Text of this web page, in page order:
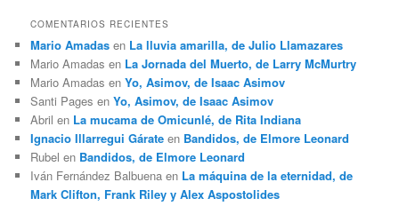
COMENTARIOS RECIENTES
Mario Amadas en La lluvia amarilla, de Julio Llamazares
Mario Amadas en La Jornada del Muerto, de Larry McMurtry
Mario Amadas enYo, Asimov, de Isaac Asimov
Santi Pages enYo, Asimov, de Isaac Asimov
Abril en La mucama de Omicunlé, de Rita Indiana
Ignacio Illarregui Gárate en Bandidos, de Elmore Leonard
Rubel en Bandidos, de Elmore Leonard
Iván Fernández Balbuena en La máquina de la eternidad, de
Mark Clifton, Frank Riley y Alex Aspostolides